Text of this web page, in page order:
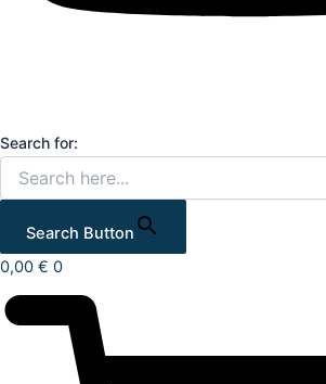
Search for:
Search Button
0,00 € 0